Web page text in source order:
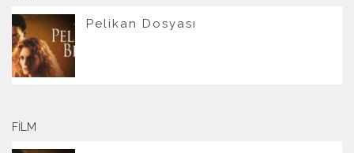
Pelikan Dosyası
FILM